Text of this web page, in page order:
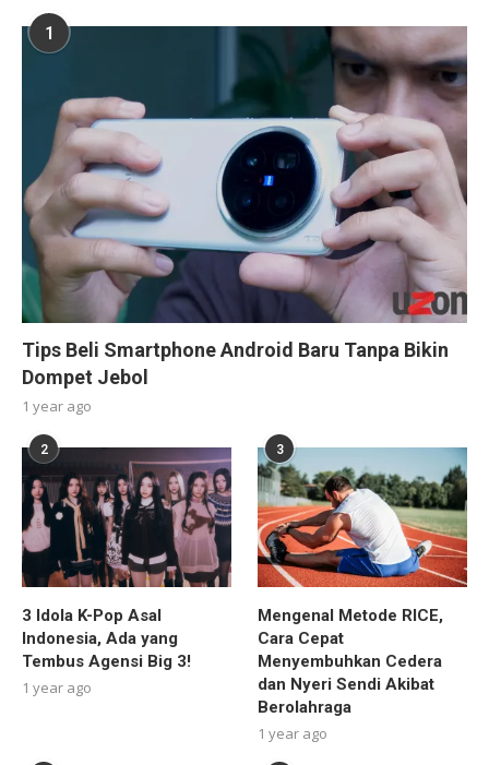
1
Tips Beli Smartphone Android Baru Tanpa Bikin
Dompet Jebol
1 year ago
2
3 Idola K-Pop Asal
Indonesia, Ada yang
Tembus Agensi Big 3!
1 year ago
3
Mengenal Metode RICE,
Cara Cepat
Menyembuhkan Cedera
dan Nyeri Sendi Akibat
Berolahraga
1 year ago